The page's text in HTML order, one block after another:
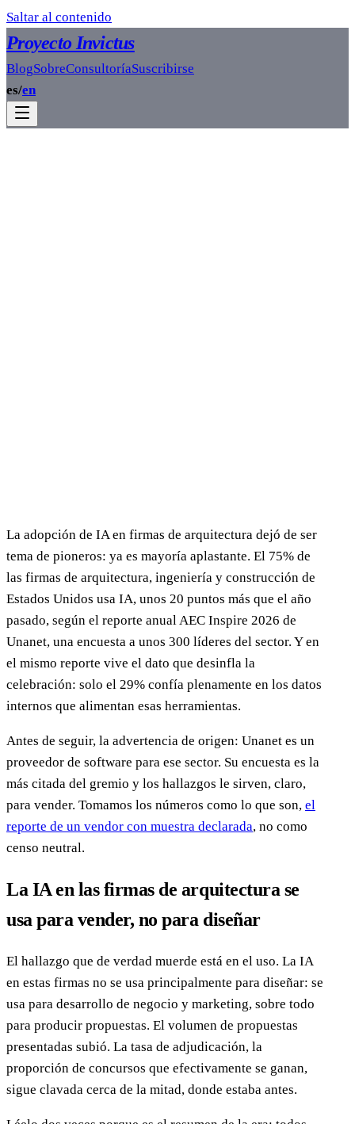
Saltar al contenido
Proyecto Invictus
BlogSobreConsultoríaSuscribirse
es/en
La adopción de IA en firmas de arquitectura dejó de ser
tema de pioneros: ya es mayoría aplastante. El 75% de
las firmas de arquitectura, ingeniería y construcción de
Estados Unidos usa IA, unos 20 puntos más que el año
pasado, según el reporte anual AEC Inspire 2026 de
Unanet, una encuesta a unos 300 líderes del sector. Y en
el mismo reporte vive el dato que desinfla la
celebración: solo el 29% confía plenamente en los datos
internos que alimentan esas herramientas.
Antes de seguir, la advertencia de origen: Unanet es un
proveedor de software para ese sector. Su encuesta es la
más citada del gremio y los hallazgos le sirven, claro,
para vender. Tomamos los números como lo que son, el
reporte de un vendor con muestra declarada, no como
censo neutral.
La IA en las firmas de arquitectura se
usa para vender, no para diseñar
El hallazgo que de verdad muerde está en el uso. La IA
en estas firmas no se usa principalmente para diseñar: se
usa para desarrollo de negocio y marketing, sobre todo
para producir propuestas. El volumen de propuestas
presentadas subió. La tasa de adjudicación, la
proporción de concursos que efectivamente se ganan,
sigue clavada cerca de la mitad, donde estaba antes.